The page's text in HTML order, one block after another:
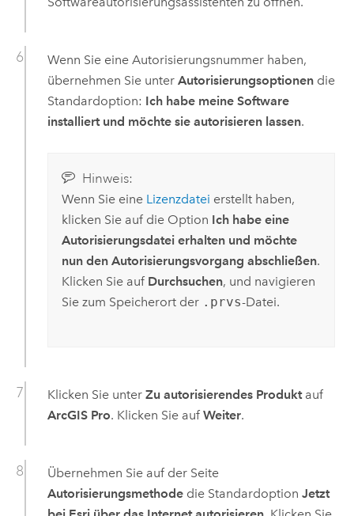
Wenn Sie eine Autorisierungsnummer haben,
übernehmen Sie unter Autorisierungsoptionendie
Standardoption: Ich habe meine Software
installiert und möchte sie autorisieren lassen.
Hinweis:
Wenn Sie eine Lizenzdatei erstellt haben,
klicken Sie auf die Option Ich habe eine
Autorisierungsdatei erhalten und möchte
nun den Autorisierungsvorgang abschließen.
Klicken Sie auf Durchsuchen, und navigieren
Sie zum Speicherort der .prvs-Datei.
Klicken Sie unter Zu autorisierendes Produktauf
ArcGIS Pro. Klicken Sie auf Weiter.
Übernehmen Sie auf der Seite
Autorisierungsmethodedie Standardoption Jetzt